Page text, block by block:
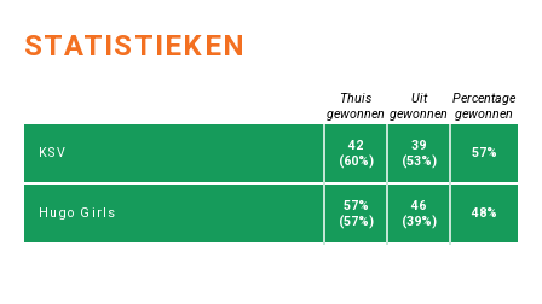
STATISTIEKEN
Thuis
gewonnen
Uit
gewonnen
Percentage
gewonnen
KSV
42
(60%)
39
(53%)
57%
Hugo Girls
57%
(57%)
46
(39%)
48%